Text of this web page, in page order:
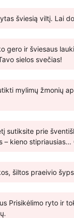
šviesią viltį. Lai
gero ir šviesaus
sielos svečias!
mylimų žmonių
sutiksite prie
– kieno
šiltos praeivio
Prisikėlimo ryto ir